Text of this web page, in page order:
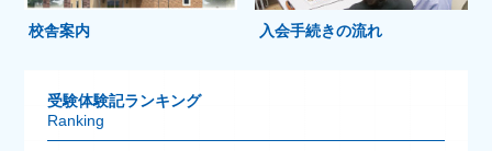
校舎案内 入会手続きの流れ
受験体験記ランキング
Ranking